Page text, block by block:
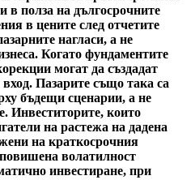
в полза на дългосрочните
в цените след отчетите
нагласи, а не
Когато фундаментите
могат да създадат
Пазарите също така са
бъдещи сценарии, а не
Инвеститорите, които
на растежа на дадена
на краткосрочния
волатилност
инвестиране, при